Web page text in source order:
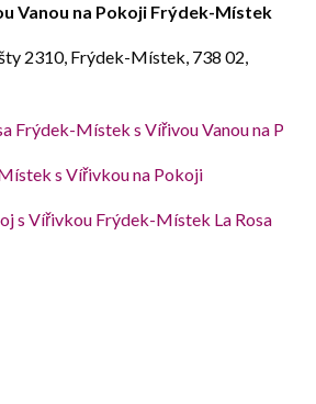
Vanou na Pokoji Frýdek-Místek
2310, Frýdek-Místek, 738 02,